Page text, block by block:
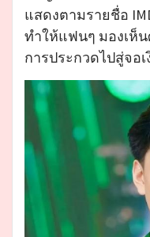
แสดงตามรายชื่อ
ทำให้แฟนๆ มองเห็
การประกวดไปสู่จอ